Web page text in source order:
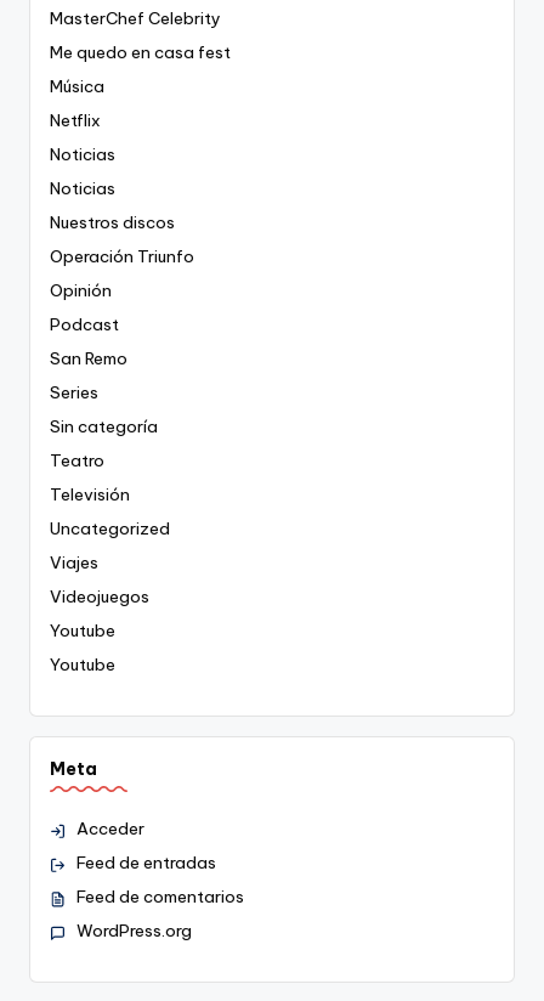
MasterChef Celebrity
Me quedo en casa fest
Música
Netflix
Noticias
Noticias
Nuestros discos
Operación Triunfo
Opinión
Podcast
San Remo
Series
Sin categoría
Teatro
Televisión
Uncategorized
Viajes
Videojuegos
Youtube
Youtube
Meta
Acceder
Feed de entradas
Feed de comentarios
WordPress.org